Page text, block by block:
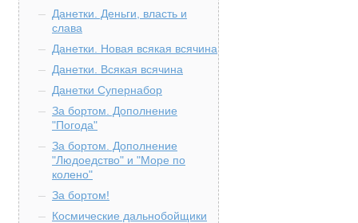
Данетки. Деньги, власть и
слава
Данетки. Новая всякая всячина
Данетки. Всякая всячина
Данетки Супернабор
За бортом. Дополнение
"Погода"
За бортом. Дополнение
"Людоедство" и "Море по
колено"
За бортом!
Космические дальнобойщики